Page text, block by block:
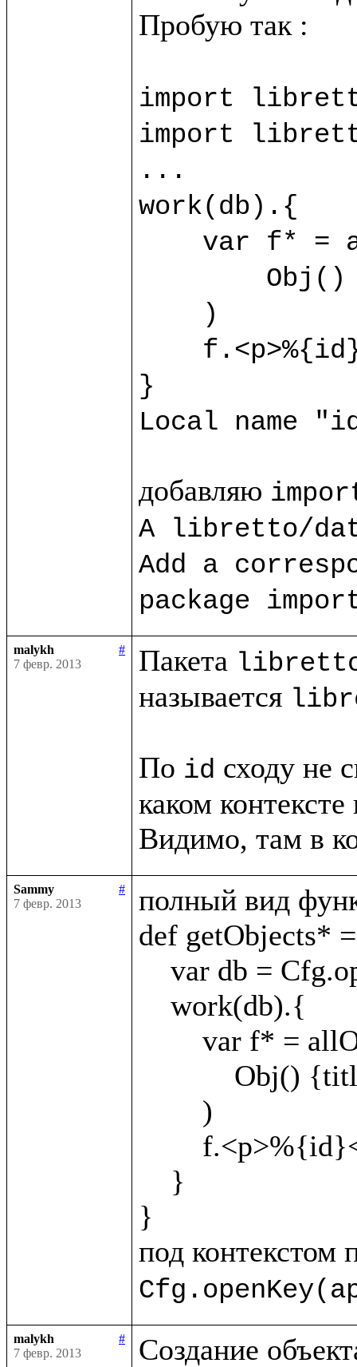
import
import
...
work(db).{
}
Local name
добавляю
A libretto/
Add a
package
malykh
#
7 февр. 2013
Пакета
называется
По id сходу не
каком
Sammy
#
7 февр. 2013
полный вид
def getObjects*
}
под контекстом
malykh
#
7 февр. 2013
Создание